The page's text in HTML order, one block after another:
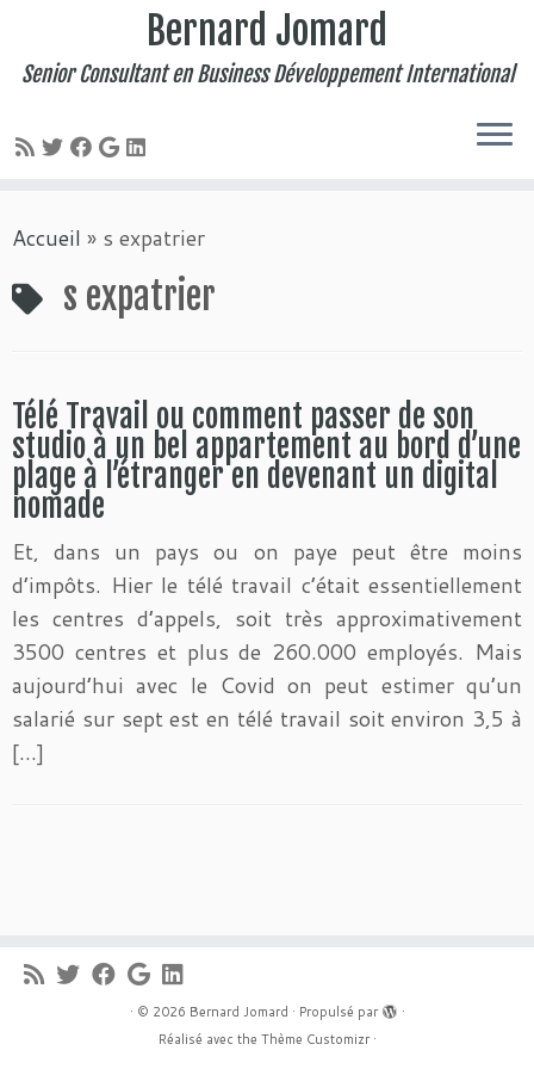
au
Bernard Jomard
Senior Consultant en Business Développement International
Accueil » s expatrier
s expatrier
Télé Travail ou comment passer de son
studio à un bel appartement au bord d’une
plage à l’étranger en devenant un digital
nomade
Et, dans un pays ou on paye peut être moins
d’impôts. Hier le télé travail c’était essentiellement
les centres d’appels, soit très approximativement
3500 centres et plus de 260.000 employés. Mais
aujourd’hui avec le Covid on peut estimer qu’un
salarié sur sept est en télé travail soit environ 3,5 à
[…]
· © 2026 Bernard Jomard · Propulsé par
·
Réalisé avec the Thème Customizr·